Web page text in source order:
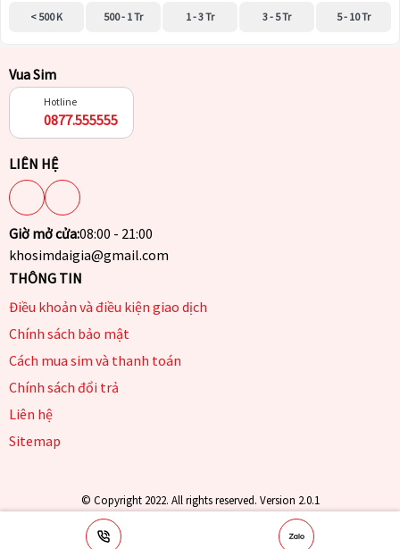
< 500 K 500 - 1 Tr 1 - 3 Tr 3 - 5 Tr 5 - 10 Tr
Vua Sim
Hotline
0877.555555
LIÊN HỆ
Giờ mở cửa:08:00 - 21:00
khosimdaigia@gmail.com
THÔNG TIN
Điều khoản và điều kiện giao dịch
Chính sách bảo mật
Cách mua sim và thanh toán
Chính sách đổi trả
Liên hệ
Sitemap
© Copyright 2022. All rights reserved. Version 2.0.1